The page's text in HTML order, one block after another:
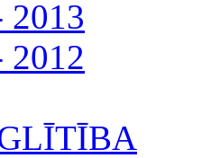
2013
2012